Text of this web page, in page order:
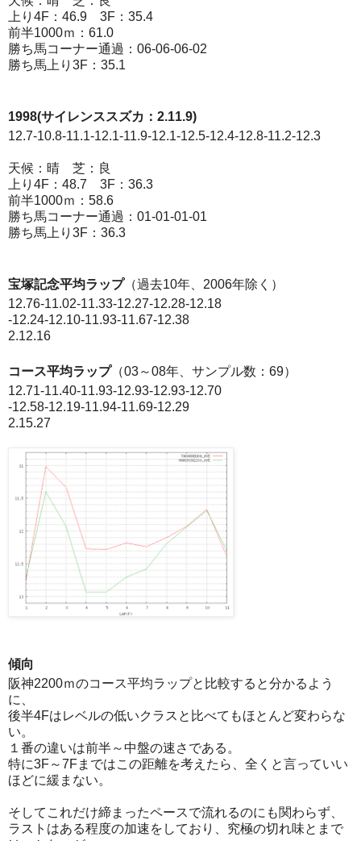
上り4F：46.9 3F：35.4
前半1000ｍ：61.0
勝ち馬コーナー通過：06-06-06-02
勝ち馬上り3F：35.1
1998(サイレンススズカ：2.11.9)
12.7-10.8-11.1-12.1-11.9-12.1-12.5-12.4-12.8-11.2-12.3
天候：晴 芝：良
上り4F：48.7 3F：36.3
前半1000ｍ：58.6
勝ち馬コーナー通過：01-01-01-01
勝ち馬上り3F：36.3
宝塚記念平均ラップ（過去10年、2006年除く）
12.76-11.02-11.33-12.27-12.28-12.18
-12.24-12.10-11.93-11.67-12.38
2.12.16
コース平均ラップ（03～08年、サンプル数：69）
12.71-11.40-11.93-12.93-12.93-12.70
-12.58-12.19-11.94-11.69-12.29
2.15.27
傾向
阪神2200ｍのコース平均ラップと比較すると分かるよう
に、
後半4Fはレベルの低いクラスと比べてもほとんど変わらな
い。
１番の違いは前半～中盤の速さである。
特に3F～7Fまではこの距離を考えたら、全くと言っていい
ほどに緩まない。
そしてこれだけ締まったペースで流れるのにも関わらず、
ラストはある程度の加速をしており、究極の切れ味とまで